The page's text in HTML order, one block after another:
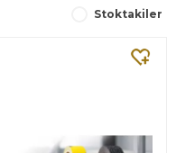
Stoktakiler